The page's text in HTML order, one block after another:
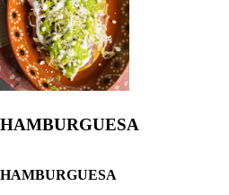
HAMBURGUESA
HAMBURGUESA